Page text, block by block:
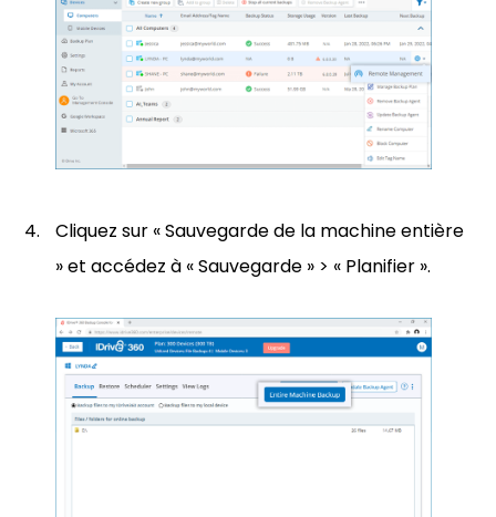
Cliquez sur « Sauvegarde de la machine entière
» et accédez à « Sauvegarde » > « Planifier ».